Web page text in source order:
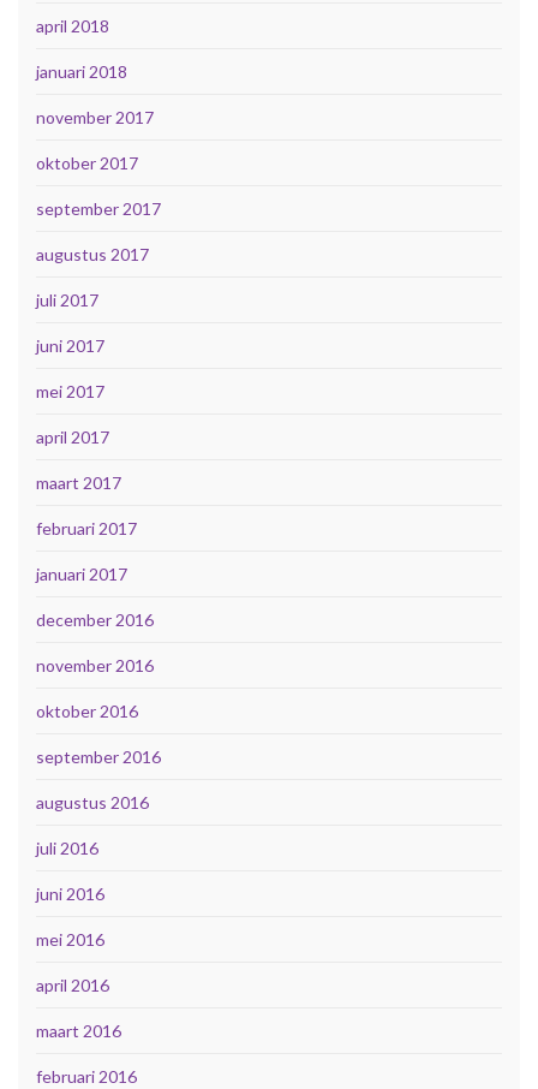
april 2018
januari 2018
november 2017
oktober 2017
september 2017
augustus 2017
juli 2017
juni 2017
mei 2017
april 2017
maart 2017
februari 2017
januari 2017
december 2016
november 2016
oktober 2016
september 2016
augustus 2016
juli 2016
juni 2016
mei 2016
april 2016
maart 2016
februari 2016